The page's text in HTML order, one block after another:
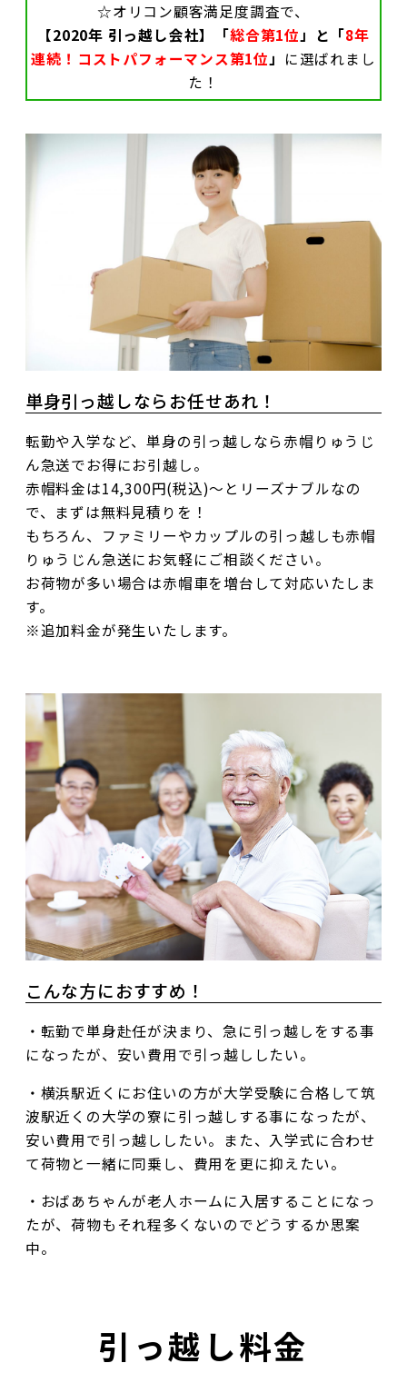
☆オリコン顧客満足度調査で、
【2020年 引っ越し会社】
「総合第1位」と「8年
連続！コストパフォーマンス第1位」 に選ばれまし
た！
単身引っ越しならお任せあれ！
転勤や入学など、単身の引っ越しなら赤帽りゅうじ
ん急送でお得にお引越し。
赤帽料金は14,300円(税込)～とリーズナブルなの
で、まずは無料見積りを！
もちろん、ファミリーやカップルの引っ越しも赤帽
りゅうじん急送にお気軽にご相談ください。
お荷物が多い場合は赤帽車を増台して対応いたしま
す。
※追加料金が発生いたします。
こんな方におすすめ！
・転勤で単身赴任が決まり、急に引っ越しをする事
になったが、安い費用で引っ越ししたい。
・横浜駅近くにお住いの方が大学受験に合格して筑
波駅近くの大学の寮に引っ越しする事になったが、
安い費用で引っ越ししたい。また、入学式に合わせ
て荷物と一緒に同乗し、費用を更に抑えたい。
・おばあちゃんが老人ホームに入居することになっ
たが、荷物もそれ程多くないのでどうするか思案
中。
引っ越し料金